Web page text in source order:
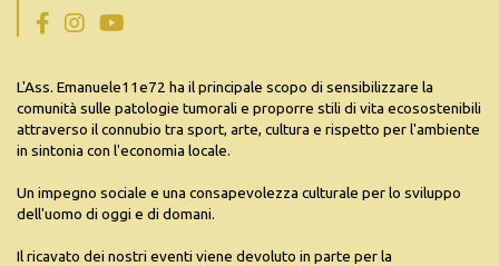
L'Ass. Emanuele11e72 ha il principale scopo di sensibilizzare la
comunità sulle patologie tumorali e proporre stili di vita ecosostenibili
attraverso il connubio tra sport, arte, cultura e rispetto per l'ambiente
in sintonia con l'economia locale.
Un impegno sociale e una consapevolezza culturale per lo sviluppo
dell'uomo di oggi e di domani.
Il ricavato dei nostri eventi viene devoluto in parte per la